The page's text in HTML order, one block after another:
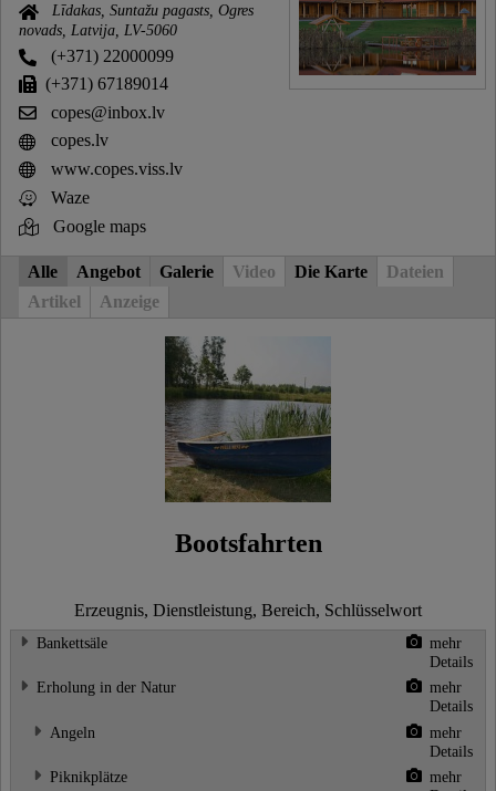
Līdakas, Suntažu pagasts, Ogres
novads, Latvija, LV-5060
(+371) 22000099
(+371) 67189014
copes@inbox.lv
copes.lv
www.copes.viss.lv
Waze
Google maps
Alle Angebot Galerie Video Die Karte
Dateien
Artikel
Anzeige
Bootsfahrten
Erzeugnis, Dienstleistung, Bereich, Schlüsselwort
Bankettsäle
mehr
Details
Erholung in der Natur
mehr
Details
Angeln
mehr
Details
Piknikplätze
mehr